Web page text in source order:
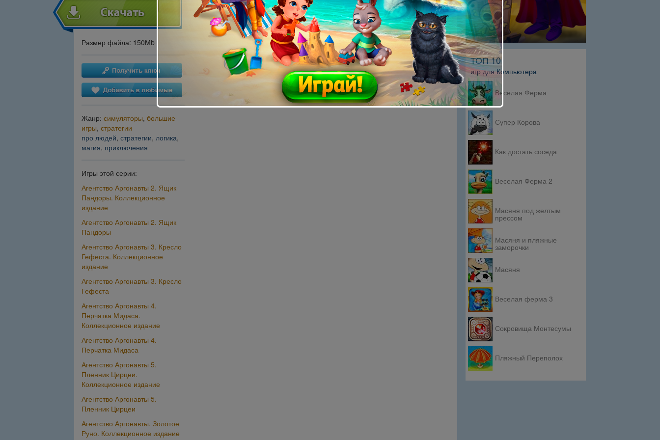
Размер файла: 150Mb
Жанр: симуляторы, большие
игры, стратегии
про людей, стратегии, логика,
магия, приключения
Игры этой серии:
Агентство Аргонавты 2. Ящик
Пандоры. Коллекционное
издание
Агентство Аргонавты 2. Ящик
Пандоры
Агентство Аргонавты 3. Кресло
Гефеста. Коллекционное
издание
Агентство Аргонавты 3. Кресло
Гефеста
Агентство Аргонавты 4.
Перчатка Мидаса.
Коллекционное издание
Агентство Аргонавты 4.
Перчатка Мидаса
Агентство Аргонавты 5.
Пленник Цирцеи.
Коллекционное издание
Агентство Аргонавты 5.
Пленник Цирцеи
Агентство Аргонавты. Золотое
Руно. Коллекционное издание
ТОП 10
игр для Компьютера
Веселая Ферма
Супер Корова
Как достать соседа
Веселая Ферма 2
Масяня под желтым
прессом
Масяня и пляжные
заморочки
Масяня
Веселая ферма 3
Сокровища Монтесумы
Пляжный Переполох